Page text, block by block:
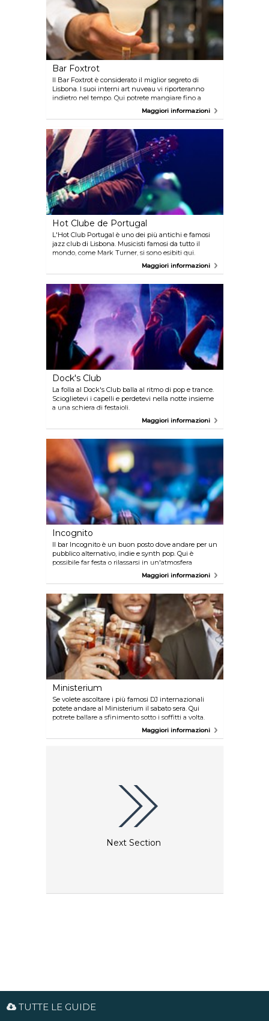
Bar Foxtrot
Il Bar Foxtrot è considerato il miglior segreto di
Lisbona. I suoi interni art nuveau vi riporteranno
indietro nel tempo. Qui potrete mangiare fino a
tarda notte perché la cucina è aperta fino a tardi.
Maggiori informazioni
Hot Clube de Portugal
L'Hot Club Portugal è uno dei più antichi e famosi
jazz club di Lisbona. Musicisti famosi da tutto il
mondo, come Mark Turner, si sono esibiti qui.
Maggiori informazioni
Dock's Club
La folla al Dock's Club balla al ritmo di pop e trance.
Scioglietevi i capelli e perdetevi nella notte insieme
a una schiera di festaioli.
Maggiori informazioni
Incognito
Il bar Incognito è un buon posto dove andare per un
pubblico alternativo, indie e synth pop. Qui è
possibile far festa o rilassarsi in un'atmosfera
Maggiori informazioni
Ministerium
Se volete ascoltare i più famosi DJ internazionali
potete andare al Ministerium il sabato sera. Qui
potrete ballare a sfinimento sotto i soffitti a volta.
Maggiori informazioni
Next Section
TUTTE LE GUIDE